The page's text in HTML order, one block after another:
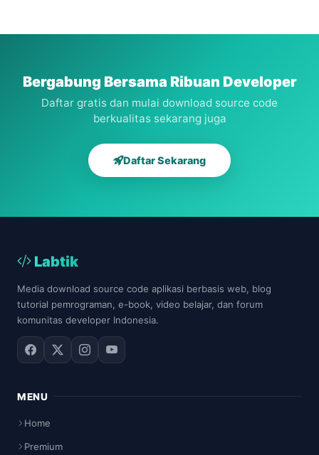
Tugas
free
Bergabung Bersama Ribuan Developer
Daftar gratis dan mulai download source code
berkualitas sekarang juga
Daftar Sekarang
Labtik
Media download source code aplikasi berbasis web, blog
tutorial pemrograman, e-book, video belajar, dan forum
komunitas developer Indonesia.
MENU
Home
Premium